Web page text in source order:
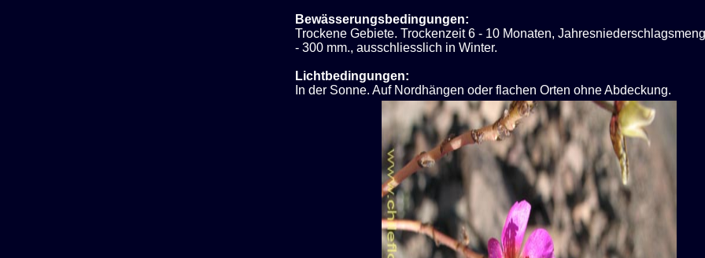
Bewässerungsbedingungen:
Trockene Gebiete. Trockenzeit 6 - 10 Monaten,
- 300 mm., ausschliesslich in Winter.
Lichtbedingungen:
In der Sonne. Auf Nordhängen oder flachen Orten ohne Abdeckung.